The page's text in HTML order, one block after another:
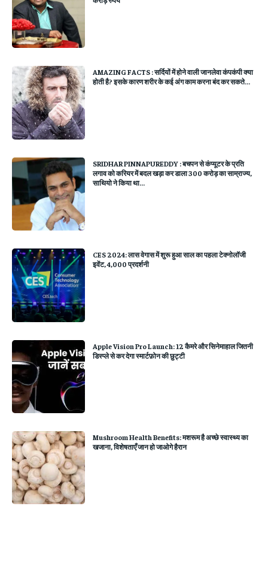
AMAZING FACTS : सर्दियों में होने वाली जानलेवा कंपकंपी क्‍या
होती है? इसके कारण शरीर के कई अंग काम करना बंद कर सकते...
SRIDHAR PINNAPUREDDY : बचपन से कंप्यूटर के प्रति
लगाव को करियर में बदल खड़ा कर डाला 300 करोड़ का साम्राज्य,
साथियो ने किया था...
CES 2024: लास वेगास में शुरू हुआ साल का पहला टेक्नोलॉजी
इवेंट, 4,000 प्रदर्शनी
Apple Vision Pro Launch: 12 कैमरे और सिनेमाहाल जितनी
डिस्प्ले से कर देगा स्मार्टफ़ोन की छुट्टी
Mushroom Health Benefits: मशरूम है अच्छे स्वास्थ्य का
खजाना, विशेषताएँ जान हो जाओगे हैरान